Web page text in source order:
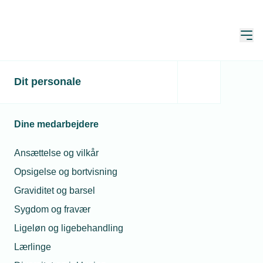
Dit personale
Dine medarbejdere
Ansættelse og vilkår
Opsigelse og bortvisning
Graviditet og barsel
Sygdom og fravær
Ligeløn og ligebehandling
Lærlinge
Dyrere materialer truer
omstilling
Publiceret:
10. sep. 2025
Skrevet af: Michael Degn & Mads Hagemann Petersen